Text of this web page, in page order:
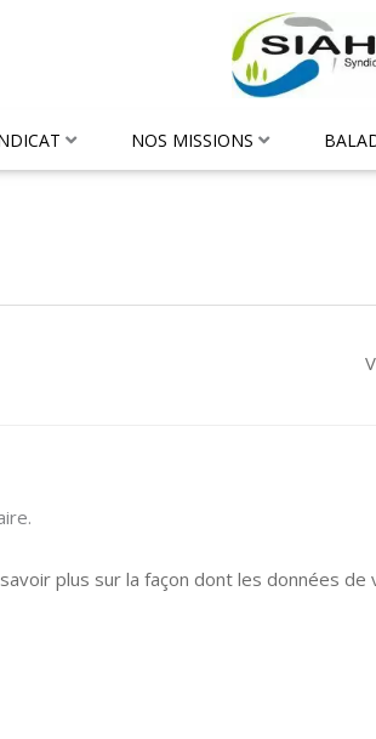
NOS MISSIONS
plus sur la façon dont les données